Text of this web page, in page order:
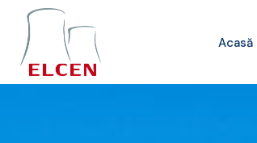
Acasă